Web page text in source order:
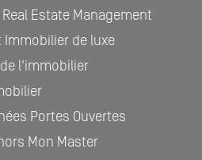
Estate Management
Immobilier de luxe
l'immobilier
Portes Ouvertes
Mon Master